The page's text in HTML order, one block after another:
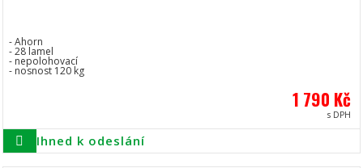
- Ahorn
- 28 lamel
- nepolohovací
- nosnost 120 kg
1 790 Kč
s DPH
Ihned k odeslání